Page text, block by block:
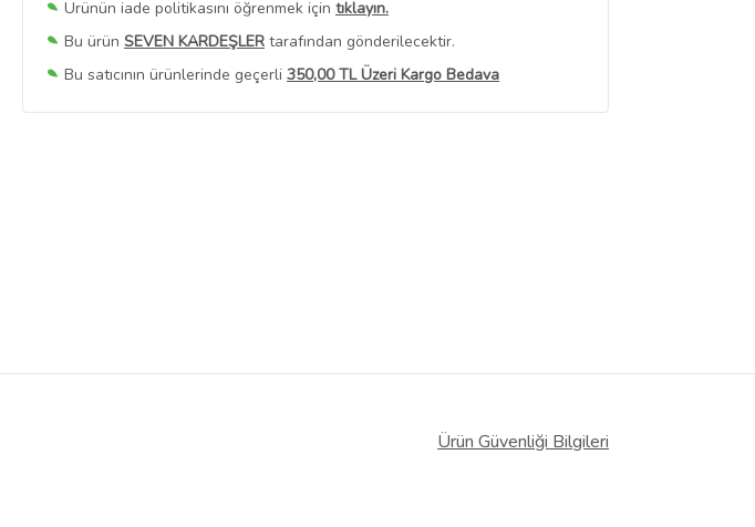
Ürünün iade politikasını öğrenmek için tıklayın.
Bu ürün SEVEN KARDEŞLER tarafından gönderilecektir.
Bu satıcının ürünlerinde geçerli 350,00 TL Üzeri Kargo Bedava
Bu SatıcınınTüm Ürünlerini Görüntüle
Ürün Güvenliği Bilgileri